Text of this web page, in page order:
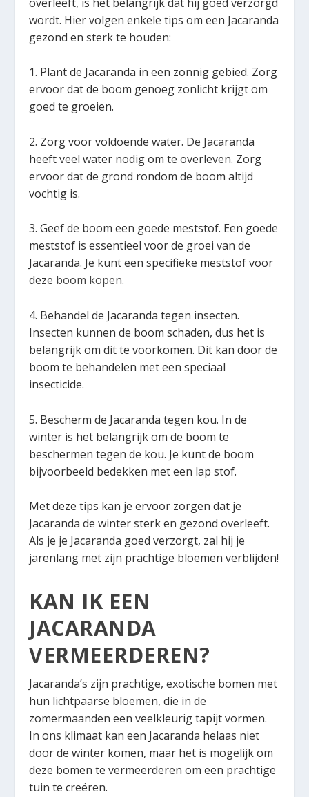
wordt. Hier volgen enkele tips om een Jacaranda
gezond en sterk te houden:
1. Plant de Jacaranda in een zonnig gebied. Zorg
ervoor dat de boom genoeg zonlicht krijgt om
goed te groeien.
2. Zorg voor voldoende water. De Jacaranda
heeft veel water nodig om te overleven. Zorg
ervoor dat de grond rondom de boom altijd
vochtig is.
3. Geef de boom een goede meststof. Een goede
meststof is essentieel voor de groei van de
Jacaranda. Je kunt een specifieke meststof voor
deze boom kopen.
4. Behandel de Jacaranda tegen insecten.
Insecten kunnen de boom schaden, dus het is
belangrijk om dit te voorkomen. Dit kan door de
boom te behandelen met een speciaal
insecticide.
5. Bescherm de Jacaranda tegen kou. In de
winter is het belangrijk om de boom te
beschermen tegen de kou. Je kunt de boom
bijvoorbeeld bedekken met een lap stof.
Met deze tips kan je ervoor zorgen dat je
Jacaranda de winter sterk en gezond overleeft.
Als je je Jacaranda goed verzorgt, zal hij je
jarenlang met zijn prachtige bloemen verblijden!
KAN IK EEN
JACARANDA
VERMEERDEREN?
Jacaranda’s zijn prachtige, exotische bomen met
hun lichtpaarse bloemen, die in de
zomermaanden een veelkleurig tapijt vormen.
In ons klimaat kan een Jacaranda helaas niet
door de winter komen, maar het is mogelijk om
deze bomen te vermeerderen om een prachtige
tuin te creëren.